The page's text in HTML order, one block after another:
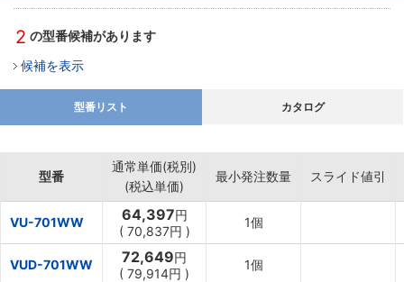
2 の型番候補があります
候補を表示
型番リスト カタログ
型番
通常単価(税別)
(税込単価)
最小発注数量 スライド値引
VU-701WW 64,397円
( 70,837円 )
1個
VUD-701WW 72,649円
( 79,914円 )
1個